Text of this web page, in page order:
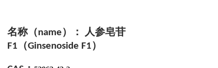
名称（name）： 人参皂苷
F1 （Ginsenoside F1）